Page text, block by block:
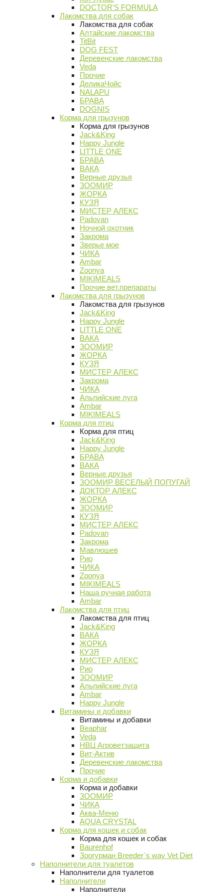
DOCTOR'S FORMULA
Лакомства для собак
Лакомства для собак
Алтайские лакомства
TitBit
DOG FEST
Деревенские лакомства
Veda
Прочие
ДеликаЧойс
NALAPU
БРАВА
DOGNIS
Корма для грызунов
Корма для грызунов
Jack&King
Happy Jungle
LITTLE ONE
БРАВА
ВАКА
Верные друзья
ЗООМИР
ЖОРКА
КУЗЯ
МИСТЕР АЛЕКС
Padovan
Ночной охотник
Закрома
Зверье мое
ЧИКА
Ambar
Zoonya
MIKIMEALS
Прочие вет.препараты
Лакомства для грызунов
Лакомства для грызунов
Jack&King
Happy Jungle
LITTLE ONE
ВАКА
ЗООМИР
ЖОРКА
КУЗЯ
МИСТЕР АЛЕКС
Закрома
ЧИКА
Альпийские луга
Ambar
MIKIMEALS
Корма для птиц
Корма для птиц
Jack&King
Happy Jungle
БРАВА
ВАКА
Верные друзья
ЗООМИР ВЕСЕЛЫЙ ПОПУГАЙ
ДОКТОР АЛЕКС
ЖОРКА
ЗООМИР
КУЗЯ
МИСТЕР АЛЕКС
Padovan
Закрома
Мавлюшев
Рио
ЧИКА
Zoonya
MIKIMEALS
Наша ручная работа
Ambar
Лакомства для птиц
Лакомства для птиц
Jack&King
ВАКА
ЖОРКА
КУЗЯ
МИСТЕР АЛЕКС
Рио
ЗООМИР
Альпийские луга
Ambar
Happy Jungle
Витамины и добавки
Витамины и добавки
Beaphar
Veda
НВЦ Агроветзащита
Вит-Актив
Деревенские лакомства
Прочие
Корма и добавки
Корма и добавки
ЗООМИР
ЧИКА
Аква-Меню
AQUA CRYSTAL
Корма для кошек и собак
Корма для кошек и собак
Baurenhof
Зоогурман Breeder`s way Vet Diet
Наполнители для туалетов
Наполнители для туалетов
Наполнители
Наполнители